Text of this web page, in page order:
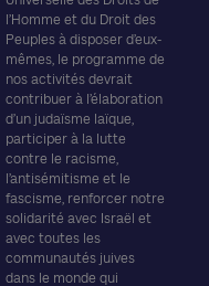
l’Homme et du Droit des
Peuples à disposer d’eux-
mêmes, le programme de
nos activités devrait
contribuer à l’élaboration
d’un judaïsme laïque,
participer à la lutte
contre le racisme,
l’antisémitisme et le
fascisme, renforcer notre
solidarité avec Israël et
avec toutes les
communautés juives
dans le monde qui